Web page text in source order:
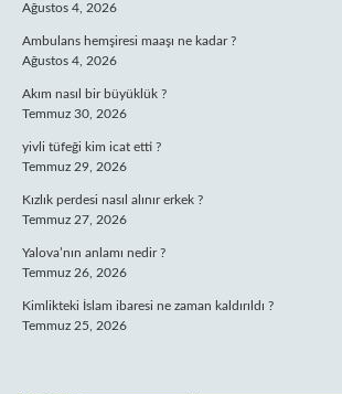
Ağustos 4, 2026
Ambulans hemşiresi maaşı ne kadar ?
Ağustos 4, 2026
Akım nasıl bir büyüklük ?
Temmuz 30, 2026
yivli tüfeği kim icat etti ?
Temmuz 29, 2026
Kızlık perdesi nasıl alınır erkek ?
Temmuz 27, 2026
Yalova’nın anlamı nedir ?
Temmuz 26, 2026
Kimlikteki İslam ibaresi ne zaman kaldırıldı ?
Temmuz 25, 2026